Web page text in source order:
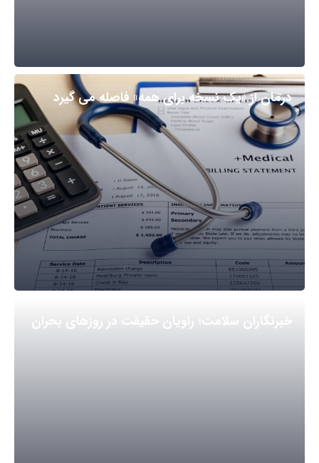
درمان از «یک نسخه برای همه» فاصله می گیرد
خبرنگاران سلامت؛ راویان حقیقت در روزهای بحران